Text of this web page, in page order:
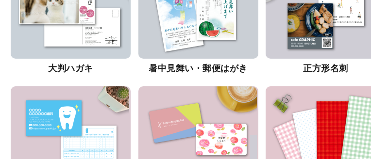
大判ハガキ 暑中見舞い・郵便はがき 正方形名刺